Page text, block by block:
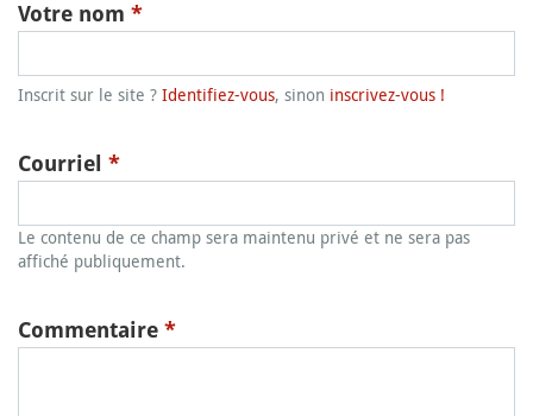
Votre nom *
Inscrit sur le site ? Identifiez-vous, sinon inscrivez-vous !
Courriel *
Le contenu de ce champ sera maintenu privé et ne sera pas
affiché publiquement.
Commentaire *